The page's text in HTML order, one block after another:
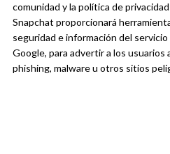
comunidad y la política de
Snapchat proporcionará
seguridad e información del
Google, para advertir a los
phishing, malware u otros sitios